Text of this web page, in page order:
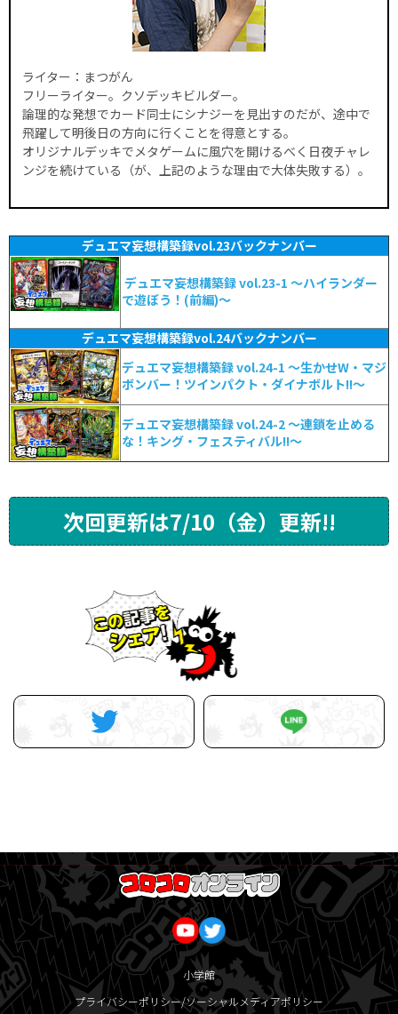
ライター：まつがん
フリーライター。クソデッキビルダー。
論理的な発想でカード同士にシナジーを見出すのだが、途中で
飛躍して明後日の方向に行くことを得意とする。
オリジナルデッキでメタゲームに風穴を開けるべく日夜チャレ
ンジを続けている（が、上記のような理由で大体失敗する）。
デュエマ妄想構築録vol.23バックナンバー
デュエマ妄想構築録 vol.23-1 ～ハイランダー
で遊ぼう！(前編)～
デュエマ妄想構築録vol.24バックナンバー
デュエマ妄想構築録 vol.24-1 ～生かせW・マジ
ボンバー！ツインパクト・ダイナボルト!!～
デュエマ妄想構築録 vol.24-2 ～連鎖を止める
な！キング・フェスティバル!!～
次回更新は7/10（金）更新!!
小学館
プライバシーポリシー/ソーシャルメディアポリシー